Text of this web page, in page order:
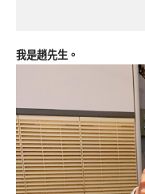
我是趙先生。